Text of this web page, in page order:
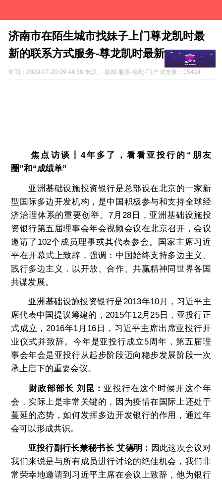
济南市在陌生城市找妹子上门尊龙凯时最
新的联系方式服务-尊龙凯时最新
时间： 2020-07-29 09:44:58 来源：-新闻-服务-论坛-门户 浏览量：15424
焦点访谈丨4年多了，看看亚投行的“朋友
圈”和“成绩单”
亚洲基础设施投资银行是总部设在北京的一家新
型国际多边开发机构，是中国积极参与和支持全球经
济治理体系的重要创举。7月28日，亚洲基础设施投
资银行第五届理事会年会视频会议在北京召开，会议
邀请了102个成员理事或其代表参会。国家主席习近
平在开幕式上致辞，强调：中国始终支持多边主义、
践行多边主义，以开放、合作、共赢精神同世界各国
共谋发展。
亚洲基础设施投资银行是2013年10月，习近平主
席代表中国提议筹建的，2015年12月25日，亚投行正
式成立，2016年1月16日，习近平主席出席亚投行开
业仪式并致辞。今年是亚投行成立5周年，第五届理
事会年会是亚投行从起步阶段迈向稳步发展阶段一次
承上启下的重要会议。
财政部部长 刘昆： 亚投行在这个时候开这个年
会，实际上是非常关键的，因为疫情在国际上还处于
蔓延的态势，如何发挥多边开发银行的作用，通过年
会可以形成共识。
亚投行副行长兼秘书长 艾德明： 因此这次会议对
我们来说是与所有成员进行讨论的绝佳机会，我们非
常荣幸地邀请到习近平主席在会议上致辞，他为银行